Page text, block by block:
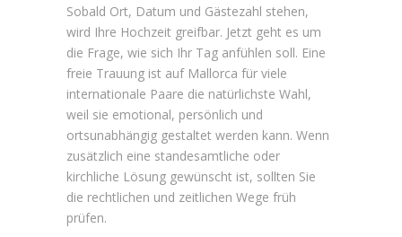
Sobald Ort, Datum und Gästezahl stehen,
wird Ihre Hochzeit greifbar. Jetzt geht es um
die Frage, wie sich Ihr Tag anfühlen soll. Eine
freie Trauung ist auf Mallorca für viele
internationale Paare die natürlichste Wahl,
weil sie emotional, persönlich und
ortsunabhängig gestaltet werden kann. Wenn
zusätzlich eine standesamtliche oder
kirchliche Lösung gewünscht ist, sollten Sie
die rechtlichen und zeitlichen Wege früh
prüfen.